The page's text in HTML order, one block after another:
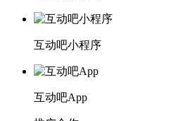
互动吧小程序
互动吧App